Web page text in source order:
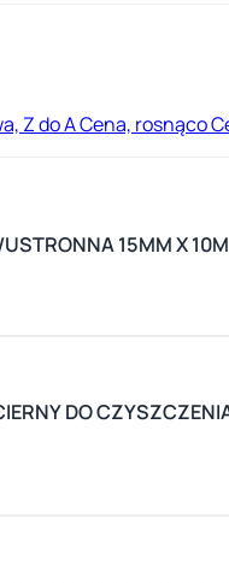
Z do ACena, rosnąco
15MM X
DO